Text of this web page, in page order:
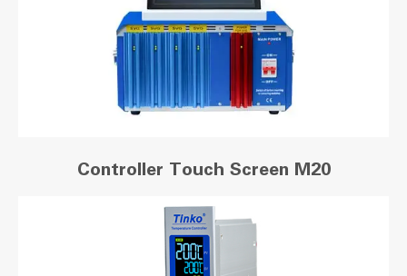
Controller Touch Screen M20